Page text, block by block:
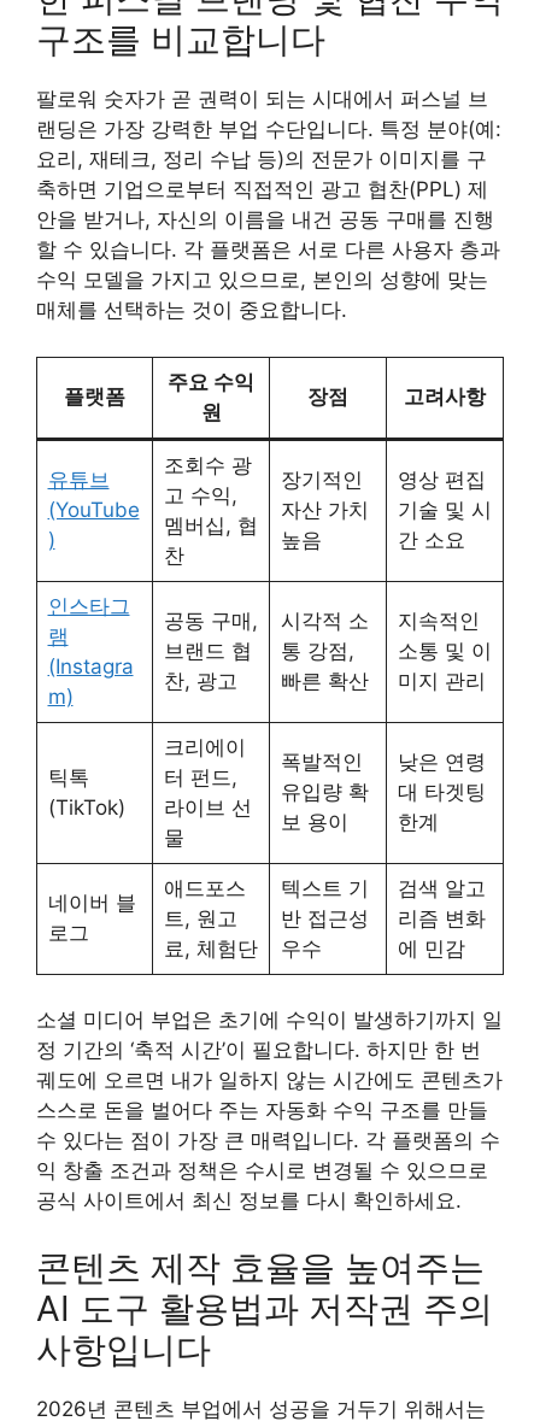
구조를 비교합니다
팔로워 숫자가 곧 권력이 되는 시대에서 퍼스널 브
랜딩은 가장 강력한 부업 수단입니다. 특정 분야(예:
요리, 재테크, 정리 수납 등)의 전문가 이미지를 구
축하면 기업으로부터 직접적인 광고 협찬(PPL) 제
안을 받거나, 자신의 이름을 내건 공동 구매를 진행
할 수 있습니다. 각 플랫폼은 서로 다른 사용자 층과
수익 모델을 가지고 있으므로, 본인의 성향에 맞는
매체를 선택하는 것이 중요합니다.
플랫폼
주요 수익
원
장점 고려사항
유튜브
(YouTube
)
조회수 광
고 수익,
멤버십, 협
찬
장기적인
자산 가치
높음
영상 편집
기술 및 시
간 소요
인스타그
램
(Instagra
m)
공동 구매,
브랜드 협
찬, 광고
시각적 소
통 강점,
빠른 확산
지속적인
소통 및 이
미지 관리
틱톡
(TikTok)
크리에이
터 펀드,
라이브 선
물
폭발적인
유입량 확
보 용이
낮은 연령
대 타겟팅
한계
네이버 블
로그
애드포스
트, 원고
료, 체험단
텍스트 기
반 접근성
우수
검색 알고
리즘 변화
에 민감
소셜 미디어 부업은 초기에 수익이 발생하기까지 일
정 기간의 ‘축적 시간’이 필요합니다. 하지만 한 번
궤도에 오르면 내가 일하지 않는 시간에도 콘텐츠가
스스로 돈을 벌어다 주는 자동화 수익 구조를 만들
수 있다는 점이 가장 큰 매력입니다. 각 플랫폼의 수
익 창출 조건과 정책은 수시로 변경될 수 있으므로
공식 사이트에서 최신 정보를 다시 확인하세요.
콘텐츠 제작 효율을 높여주는
AI 도구 활용법과 저작권 주의
사항입니다
2026년 콘텐츠 부업에서 성공을 거두기 위해서는